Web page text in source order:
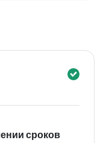
сроков